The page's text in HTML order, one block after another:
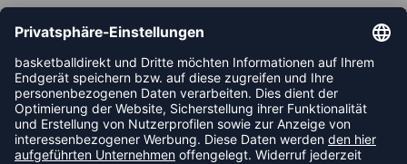
ABONNIERE JETZT DEN KOSTENLOSEN
HANDBALLDIREKT-NEWSLETTER UND VERPASSE KEINE
NEUIGKEIT ODER AKTION MEHR.
JETZT ANMELDEN